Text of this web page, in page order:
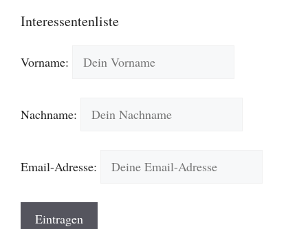
Interessentenliste
Vorname:
Nachname:
Email-Adresse: